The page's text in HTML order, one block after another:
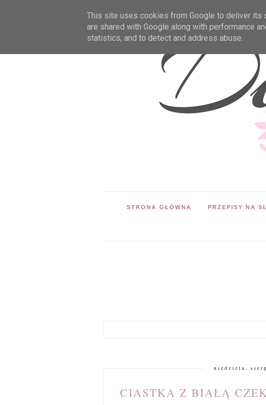
STRONA GŁÓWNA PRZEPISY NA
niedziela,
CIASTKA Z BIAŁĄ
This site uses cookies from Google to deliver its
are shared with Google along with performance
statistics, and to detect and address abuse.